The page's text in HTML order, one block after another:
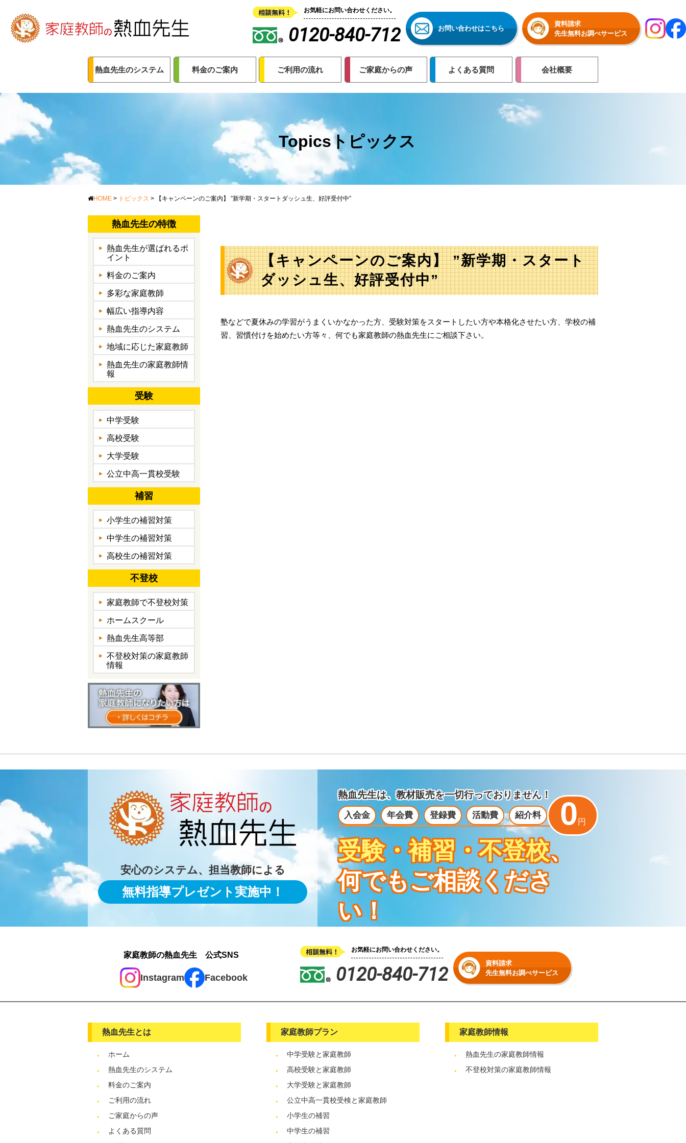
お気軽にお問い合わせください。
0120-840-712 お問い合わせはこちら
資料請求
先生無料お調べサービス
熱血先生のシステム 料金のご案内 ご利用の流れ ご家庭からの声 よくある質問 会社概要
Topicsトピックス
HOME > トピックス > 【キャンペーンのご案内】 ”新学期・スタートダッシュ生、好評受付中”
【キャンペーンのご案内】 ”新学期・スタート
ダッシュ生、好評受付中”
塾などで夏休みの学習がうまくいかなかった方、受験対策をスタートしたい方や本格化させたい方、学校の補
習、習慣付けを始めたい方等々、何でも家庭教師の熱血先生にご相談下さい。
熱血先生の特徴
熱血先生が選ばれるポ
イント
料金のご案内
多彩な家庭教師
幅広い指導内容
熱血先生のシステム
地域に応じた家庭教師
熱血先生の家庭教師情
報
受験
中学受験
高校受験
大学受験
公立中高一貫校受験
補習
小学生の補習対策
中学生の補習対策
高校生の補習対策
不登校
家庭教師で不登校対策
ホームスクール
熱血先生高等部
不登校対策の家庭教師
情報
安心のシステム、担当教師による
無料指導プレゼント実施中！
熱血先生は、教材販売を一切行っておりません！
入会金 年会費 登録費 活動費 紹介料 0 円
受験・補習・不登校、
何でもご相談くださ
い！
家庭教師の熱血先生 公式SNS
Instagram Facebook
お気軽にお問い合わせください。
0120-840-712
資料請求
先生無料お調べサービス
熱血先生とは
ホーム
熱血先生のシステム
料金のご案内
ご利用の流れ
ご家庭からの声
よくある質問
家庭教師プラン
中学受験と家庭教師
高校受験と家庭教師
大学受験と家庭教師
公立中高一貫校受検と家庭教師
小学生の補習
中学生の補習
家庭教師情報
熱血先生の家庭教師情報
不登校対策の家庭教師情報